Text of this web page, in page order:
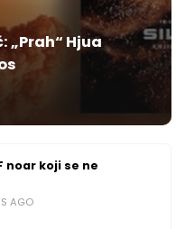
„Prah“ Hjua
noar koji se ne
AGO